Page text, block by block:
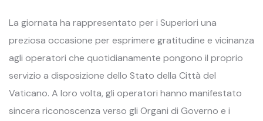
La giornata ha rappresentato per i Superiori una
preziosa occasione per esprimere gratitudine e vicinanza
agli operatori che quotidianamente pongono il proprio
servizio a disposizione dello Stato della Città del
Vaticano. A loro volta, gli operatori hanno manifestato
sincera riconoscenza verso gli Organi di Governo e i